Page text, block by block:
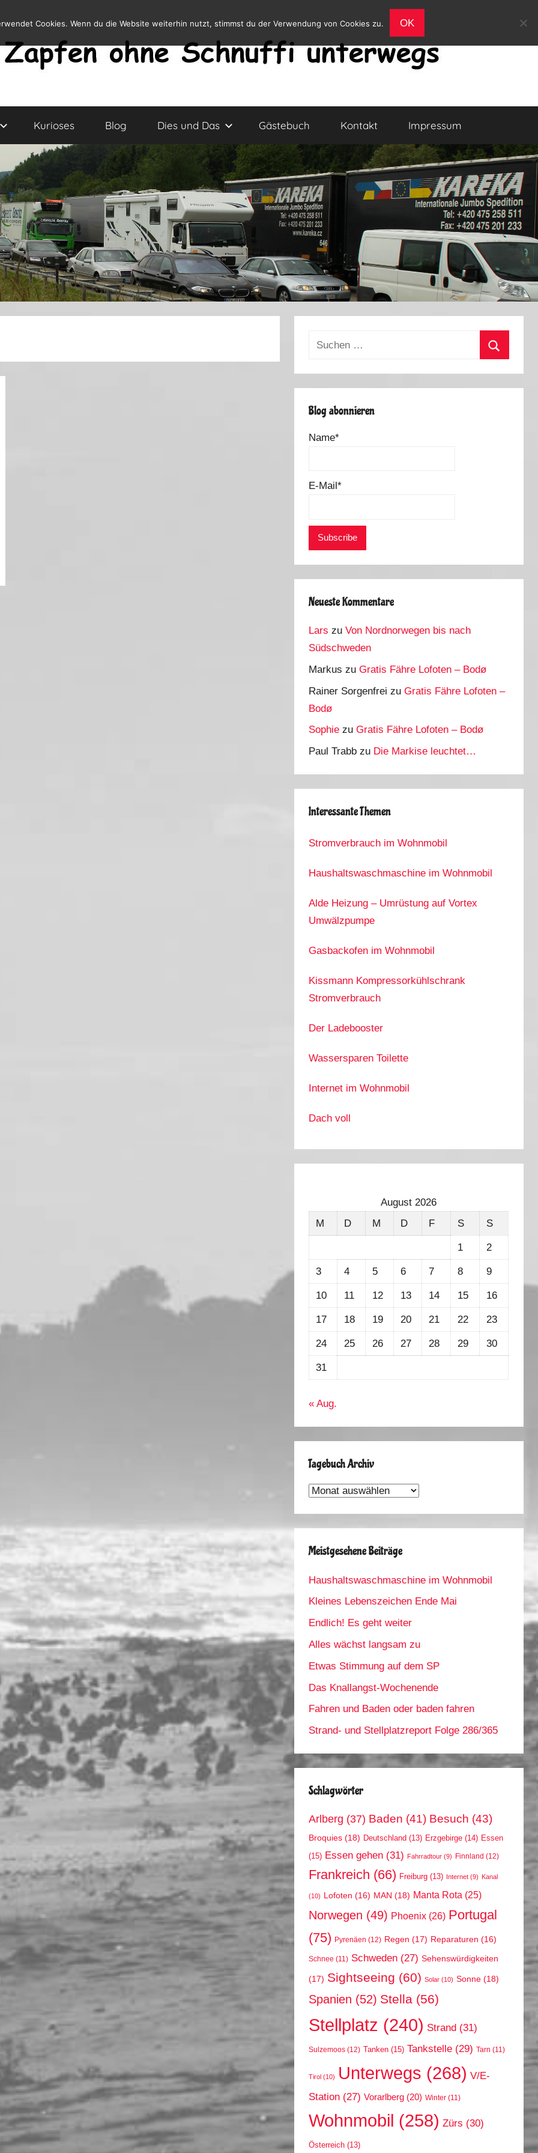
Kurioses Blog Dies und Das Gästebuch Kontakt Impressum
Suchen
Blog abonnieren
Name*
E-Mail*
Neueste Kommentare
Lars zuVon Nordnorwegen bis nach
Südschweden
Markus zuGratis Fähre Lofoten – Bodø
Rainer Sorgenfrei zuGratis Fähre Lofoten –
Bodø
Sophie zuGratis Fähre Lofoten – Bodø
Paul Trabb zu Die Markise leuchtet…
Interessante Themen
Stromverbrauch im Wohnmobil
Haushaltswaschmaschine im Wohnmobil
Alde Heizung – Umrüstung auf Vortex
Umwälzpumpe
Gasbackofen im Wohnmobil
Kissmann Kompressorkühlschrank
Stromverbrauch
Der Ladebooster
Wassersparen Toilette
Internet im Wohnmobil
Dach voll
August 2026
M
D M D F S S
1 2
3 4 5 6 7 8 9
10 11 12 13 14 15 16
17 18 19 20 21 22 23
24 25 26 27 28 29 30
31
« Aug.
Tagebuch Archiv
Tagebuch
Meistgesehene Beiträge
Haushaltswaschmaschine im Wohnmobil
Kleines Lebenszeichen Ende Mai
Endlich! Es geht weiter
Alles wächst langsam zu
Etwas Stimmung auf dem SP
Das Knallangst-Wochenende
Fahren und Baden oder baden fahren
Strand- und Stellplatzreport Folge 286/365
Schlagwörter
Arlberg (37) Baden (41) Besuch (43)
Broquies (18) Deutschland (13) Erzgebirge (14) Essen
(15) Essen gehen (31) Fahrradtour (9) Finnland (12)
Frankreich (66) Freiburg (13) Internet (9) Kanal
(10) Lofoten (16) MAN (18) Manta Rota (25)
Norwegen (49) Phoenix (26) Portugal
(75) Pyrenäen (12) Regen (17) Reparaturen (16)
Schnee (11) Schweden (27) Sehenswürdigkeiten
(17) Sightseeing (60) Solar (10) Sonne (18)
Spanien (52) Stella (56)
Stellplatz (240) Strand (31)
Sulzemoos (12) Tanken (15) Tankstelle (29) Tarn (11)
Tirol (10) Unterwegs (268) V/E-
Station (27) Vorarlberg (20) Winter (11)
Wohnmobil (258) Zürs (30)
Österreich (13)
Cookies. Wenn du die Website weiterhin nutzt, stimmst du der Verwendung von Cookies zu. OK